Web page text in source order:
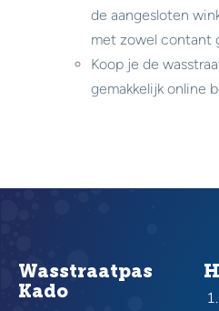
de aangesloten
met zowel contant
Koop je de
gemakkelijk online
Wasstraatpas
Kado